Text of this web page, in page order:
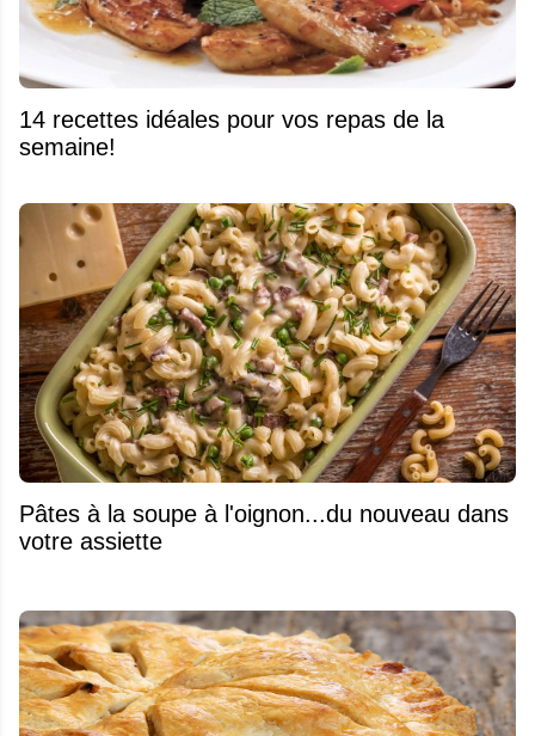
14 recettes idéales pour vos repas de la
semaine!
Pâtes à la soupe à l'oignon...du nouveau dans
votre assiette